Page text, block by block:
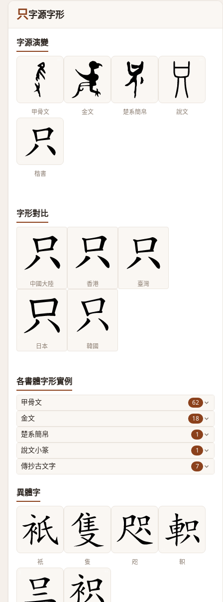
只字源字形
字源演變
甲骨文 金文 楚系簡帛 說文
楷書
字形對比
中國大陸 香港 臺灣
日本 韓國
各書體字形實例
甲骨文 62
金文 18
楚系簡帛 1
說文小篆 1
傳抄古文字 7
異體字
衹 隻 咫 軹